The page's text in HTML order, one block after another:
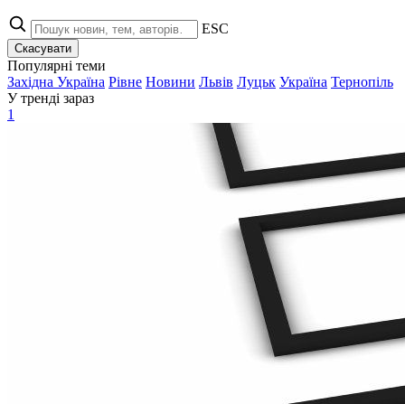
ESC
Скасувати
Популярні теми
Західна Україна Рівне Новини Львів Луцьк Україна Тернопіль
У тренді зараз
1